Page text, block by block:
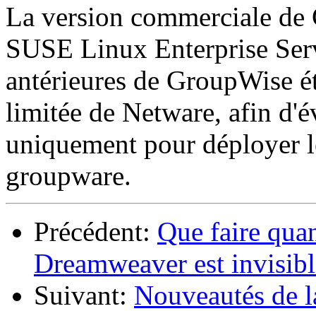
La version commerciale
SUSE Linux Enterprise
antérieures de GroupWise
limitée de Netware, afin
uniquement pour déployer
groupware.
Précédent: Que faire
Dreamweaver est
Suivant: Nouveautés de